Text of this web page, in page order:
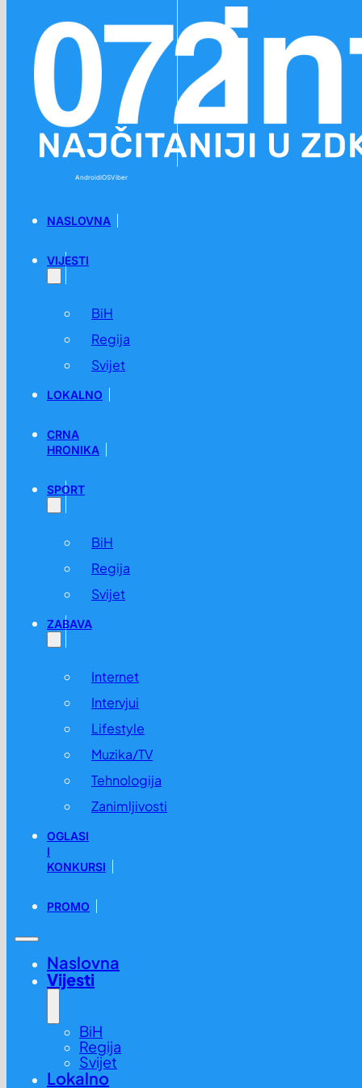
AndroidiOSViber
NASLOVNA
VIJESTI
BiH
Regija
Svijet
LOKALNO
CRNA
HRONIKA
SPORT
BiH
Regija
Svijet
ZABAVA
Internet
Intervjui
Lifestyle
Muzika/TV
Tehnologija
Zanimljivosti
OGLASI
I
KONKURSI
PROMO
Naslovna
Vijesti
BiH
Regija
Svijet
Lokalno